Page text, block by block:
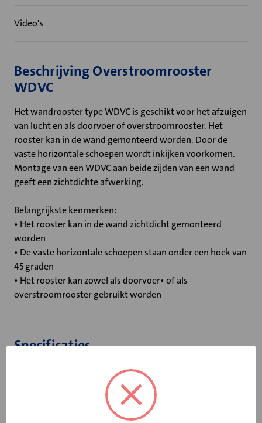
Video's
Beschrijving Overstroomrooster
WDVC
Het wandrooster type WDVC is geschikt voor het afzuigen
van lucht en als doorvoer of overstroomrooster. Het
rooster kan in de wand gemonteerd worden. Door de
vaste horizontale schoepen wordt inkijken voorkomen.
Montage van een WDVC aan beide zijden van een wand
geeft een zichtdichte afwerking.
Belangrijkste kenmerken:
• Het rooster kan in de wand zichtdicht gemonteerd
worden
• De vaste horizontale schoepen staan onder een hoek van
45 graden
• Het rooster kan zowel als doorvoer• of als
overstroomrooster gebruikt worden
Specificaties